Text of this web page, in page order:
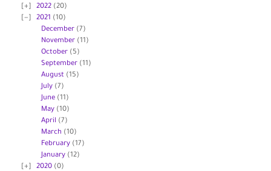
2022 (20)
2021 (10)
December(7)
November(11)
October(5)
September(11)
August (15)
July(7)
June(11)
May(10)
April (7)
March (10)
February(17)
January(12)
2020 (0)